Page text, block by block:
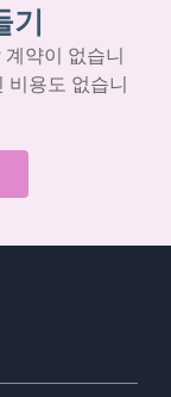
기
약이 없습니
비용도 없습니